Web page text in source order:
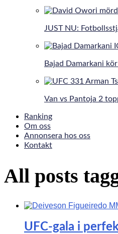
JUST NU:
Bajad Damarkani
Van vs Pantoja 2
Ranking
Om oss
Annonsera hos oss
Kontakt
All posts
UFC-gala i